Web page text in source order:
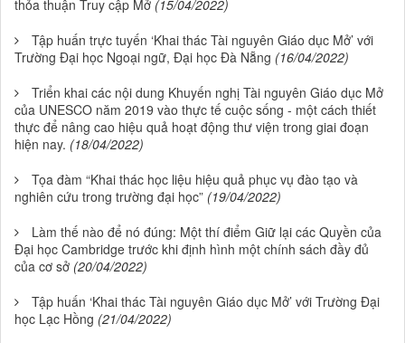
thỏa thuận Truy cập Mở (15/04/2022)
Tập huấn trực tuyến ‘Khai thác Tài nguyên Giáo dục Mở’ với
Trường Đại học Ngoại ngữ, Đại học Đà Nẵng (16/04/2022)
Triển khai các nội dung Khuyến nghị Tài nguyên Giáo dục Mở
của UNESCO năm 2019 vào thực tế cuộc sống - một cách thiết
thực để nâng cao hiệu quả hoạt động thư viện trong giai đoạn
hiện nay. (18/04/2022)
Tọa đàm “Khai thác học liệu hiệu quả phục vụ đào tạo và
nghiên cứu trong trường đại học” (19/04/2022)
Làm thế nào để nó đúng: Một thí điểm Giữ lại các Quyền của
Đại học Cambridge trước khi định hình một chính sách đầy đủ
của cơ sở (20/04/2022)
Tập huấn ‘Khai thác Tài nguyên Giáo dục Mở’ với Trường Đại
học Lạc Hồng (21/04/2022)